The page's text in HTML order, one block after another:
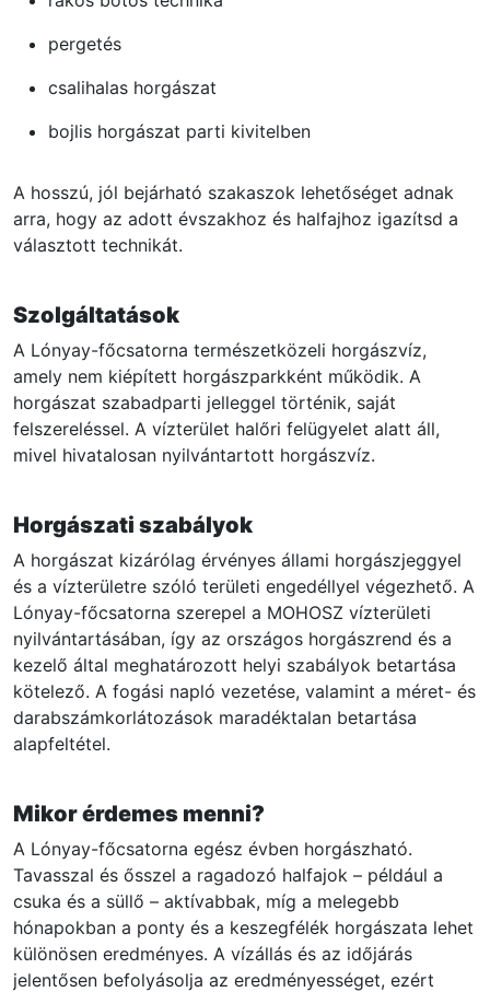
pergetés
csalihalas horgászat
bojlis horgászat parti kivitelben
A hosszú, jól bejárható szakaszok lehetőséget adnak
arra, hogy az adott évszakhoz és halfajhoz igazítsd a
választott technikát.
Szolgáltatások
A Lónyay-főcsatorna természetközeli horgászvíz,
amely nem kiépített horgászparkként működik. A
horgászat szabadparti jelleggel történik, saját
felszereléssel. A vízterület halőri felügyelet alatt áll,
mivel hivatalosan nyilvántartott horgászvíz.
Horgászati szabályok
A horgászat kizárólag érvényes állami horgászjeggyel
és a vízterületre szóló területi engedéllyel végezhető. A
Lónyay-főcsatorna szerepel a MOHOSZ vízterületi
nyilvántartásában, így az országos horgászrend és a
kezelő által meghatározott helyi szabályok betartása
kötelező. A fogási napló vezetése, valamint a méret- és
darabszámkorlátozások maradéktalan betartása
alapfeltétel.
Mikor érdemes menni?
A Lónyay-főcsatorna egész évben horgászható.
Tavasszal és ősszel a ragadozó halfajok – például a
csuka és a süllő – aktívabbak, míg a melegebb
hónapokban a ponty és a keszegfélék horgászata lehet
különösen eredményes. A vízállás és az időjárás
jelentősen befolyásolja az eredményességet, ezért